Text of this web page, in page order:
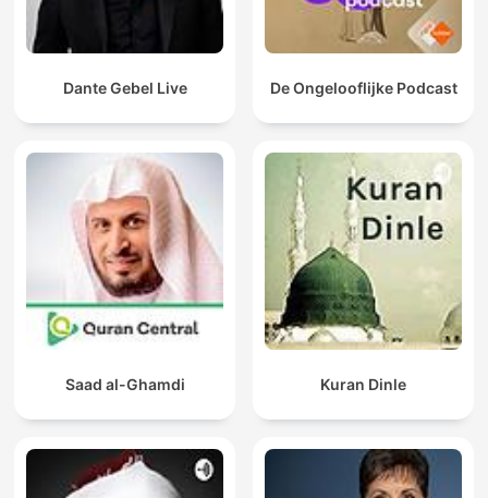
Dante Gebel Live De Ongelooflijke Podcast
Saad al-Ghamdi Kuran Dinle